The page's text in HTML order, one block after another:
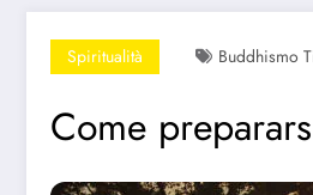
Spiritualità Buddhismo
Come